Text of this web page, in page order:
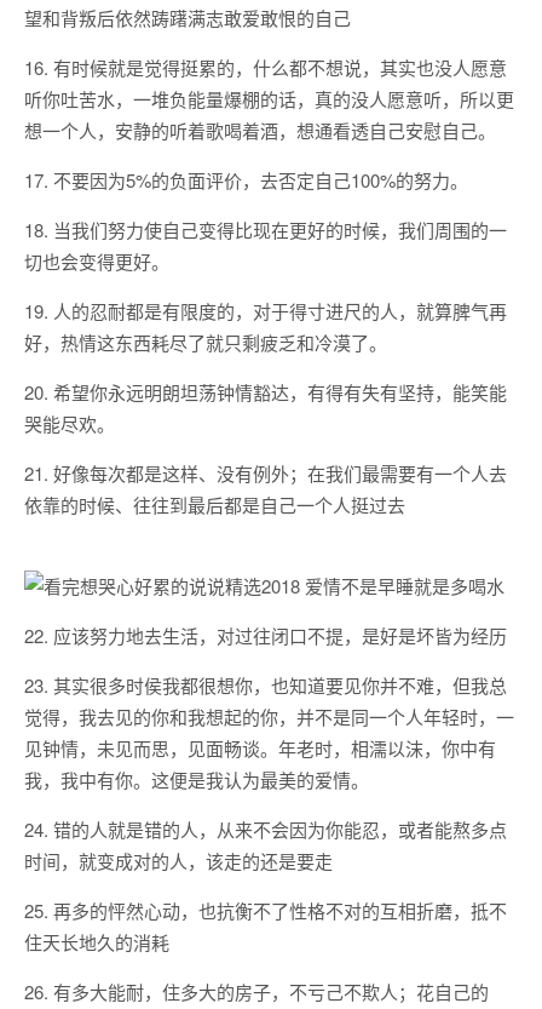
望和背叛后依然踌躇满志敢爱敢恨的自己
16. 有时候就是觉得挺累的，什么都不想说，其实也没人愿意
听你吐苦水，一堆负能量爆棚的话，真的没人愿意听，所以更
想一个人，安静的听着歌喝着酒，想通看透自己安慰自己。
17. 不要因为5%的负面评价，去否定自己100%的努力。
18. 当我们努力使自己变得比现在更好的时候，我们周围的一
切也会变得更好。
19. 人的忍耐都是有限度的，对于得寸进尺的人，就算脾气再
好，热情这东西耗尽了就只剩疲乏和冷漠了。
20. 希望你永远明朗坦荡钟情豁达，有得有失有坚持，能笑能
哭能尽欢。
21. 好像每次都是这样、没有例外；在我们最需要有一个人去
依靠的时候、往往到最后都是自己一个人挺过去
22. 应该努力地去生活，对过往闭口不提，是好是坏皆为经历
23. 其实很多时侯我都很想你，也知道要见你并不难，但我总
觉得，我去见的你和我想起的你，并不是同一个人年轻时，一
见钟情，未见而思，见面畅谈。年老时，相濡以沫，你中有
我，我中有你。这便是我认为最美的爱情。
24. 错的人就是错的人，从来不会因为你能忍，或者能熬多点
时间，就变成对的人，该走的还是要走
25. 再多的怦然心动，也抗衡不了性格不对的互相折磨，抵不
住天长地久的消耗
26. 有多大能耐，住多大的房子，不亏己不欺人；花自己的